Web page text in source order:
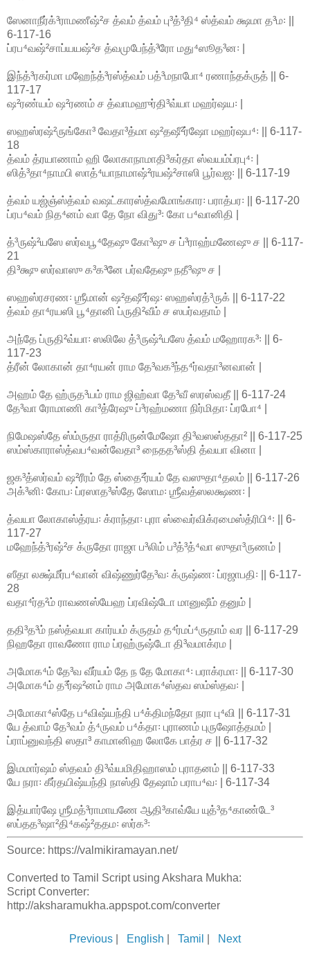
ஸேனாநீர்க்³ராமணீஷ்²ச த்வம் த்வம் பு³த்³தி⁴ ஸ்த்வம் க்ஷமா த³ம꞉ ||
6-117-16
ப்ரப⁴வஷ்²சாப்யயஷ்²ச த்வமுபேந்த்³ரோ மது⁴ஸூத³ன꞉ |
இந்த்³ரகர்மா மஹேந்த்³ரஸ்த்வம் பத்³மநாபோ⁴ ரணாந்தக்ருத் || 6-
117-17
ஷ²ரண்யம் ஷ²ரணம் ச த்வாமஹுர்தி³வ்யா மஹர்ஷய꞉ |
ஸஹஸ்ரஷ்²ருங்கோ³ வேதா³த்மா ஷ²தஷீ²ர்ஷோ மஹர்ஷப⁴꞉ || 6-117-
18
த்வம் த்ரயாணாம் ஹி லோகாநாமாதி³கர்தா ஸ்வயம்ப்ரபு⁴꞉ |
ஸித்³தா⁴நாமபி ஸாத்⁴யாநாமாஷ்²ரயஷ்²சாஸி பூர்வஜ꞉ || 6-117-19
த்வம் யஜ்ஞ்ஸ்த்வம் வஷட்காரஸ்த்வமோங்கார꞉ பராத்பர꞉ || 6-117-20
ப்ரப⁴வம் நித⁴னம் வா தே நோ விது³꞉ கோ ப⁴வானிதி |
த்³ருஷ்²யஸே ஸர்வபூ⁴தேஷு கோ³ஷு ச ப்³ராஹ்மணேஷு ச || 6-117-
21
தி³க்ஷு ஸர்வாஸு க³க³னே பர்வதேஷு நதீ³ஷு ச |
ஸஹஸ்ரசரண꞉ ஶ்ரீமான் ஷ²தஷீ²ர்ஷ꞉ ஸஹஸ்ரத்³ருக் || 6-117-22
த்வம் தா⁴ரயஸி பூ⁴தானி ப்ருதி²வீம் ச ஸபர்வதாம் |
அந்தே ப்ருதி²வ்யா꞉ ஸலிலே த்³ருஷ்²யஸே த்வம் மஹோரக³꞉ || 6-
117-23
த்ரீன் லோகான் தா⁴ரயன் ராம தே³வக³ந்த⁴ர்வதா³னவான் |
அஹம் தே ஹ்ருத³யம் ராம ஜிஹ்வா தே³வீ ஸரஸ்வதீ || 6-117-24
தே³வா ரோமாணி கா³த்ரேஷு ப்³ரஹ்மணா நிர்மிதா꞉ ப்ரபோ⁴ |
நிமேஷஸ்தே ஸ்ம்ருதா ராத்ரிருன்மேஷோ தி³வஸஸ்ததா² || 6-117-25
ஸம்ஸ்காராஸ்த்வப⁴வன்வேதா³ நைதத³ஸ்தி த்வயா வினா |
ஜக³த்ஸர்வம் ஷ²ரீரம் தே ஸ்தை²ர்யம் தே வஸுதா⁴தலம் || 6-117-26
அக்³னி꞉ கோப꞉ ப்ரஸாத³ஸ்தே ஸோம꞉ ஶ்ரீவத்ஸலக்ஷண꞉ |
த்வயா லோகாஸ்த்ரய꞉ க்ராந்தா꞉ புரா ஸ்வைர்விக்ரமைஸ்த்ரிபி⁴꞉ || 6-
117-27
மஹேந்த்³ரஷ்²ச க்ருதோ ராஜா ப³லிம் ப³த்³த்⁴வா ஸுதா³ருணம் |
ஸீதா லக்ஷ்மீர்ப⁴வான் விஷ்ணுர்தே³வ꞉ க்ருஷ்ண꞉ ப்ரஜாபதி꞉ || 6-117-
28
வதா⁴ர்த²ம் ராவணஸ்யேஹ ப்ரவிஷ்டோ மானுஷீம் தனும் |
ததி³த³ம் நஸ்த்வயா கார்யம் க்ருதம் த⁴ர்மப்⁴ருதாம் வர || 6-117-29
நிஹதோ ராவணோ ராம ப்ரஹ்ருஷ்டோ தி³வமாக்ரம |
அமோக⁴ம் தே³வ வீர்யம் தே ந தே மோகா⁴꞉ பராக்ரமா꞉ || 6-117-30
அமோக⁴ம் த³ர்ஷ²னம் ராம அமோக⁴ஸ்தவ ஸம்ஸ்தவ꞉ |
அமோகா⁴ஸ்தே ப⁴விஷ்யந்தி ப⁴க்திமந்தோ நரா பு⁴வி || 6-117-31
யே த்வாம் தே³வம் த்⁴ருவம் ப⁴க்தா꞉ புராணம் புருஷோத்தமம் |
ப்ராப்னுவந்தி ஸதா³ காமானிஹ லோகே பாத்ர ச || 6-117-32
இமமார்ஷம் ஸ்தவம் தி³வ்யமிதிஹாஸம் புராதனம் || 6-117-33
யே நரா꞉ கீர்தயிஷ்யந்தி நாஸ்தி தேஷாம் பராப⁴வ꞉ | 6-117-34
இத்யார்ஷே ஶ்ரீமத்³ராமாயணே ஆதி³காவ்யே யுத்³த⁴காண்டே³
ஸப்தத³ஷா²தி⁴கஷ்²ததம꞉ ஸர்க³꞉
Source: https://valmikiramayan.net/
Converted to Tamil Script using Akshara Mukha:
Script Converter:
http://aksharamukha.appspot.com/converter
Previous English Tamil Next